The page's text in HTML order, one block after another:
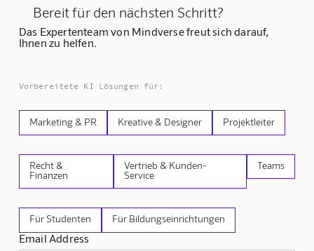
Bereit für den nächsten Schritt?
Das Expertenteam von Mindverse freut sich darauf,
Ihnen zu helfen.
Vorbereitete KI Lösungen für:
Marketing & PR Kreative & Designer Projektleiter
Recht &
Finanzen
Vertrieb & Kunden-
Service
Teams
Für Studenten Für Bildungseinrichtungen
Email Address